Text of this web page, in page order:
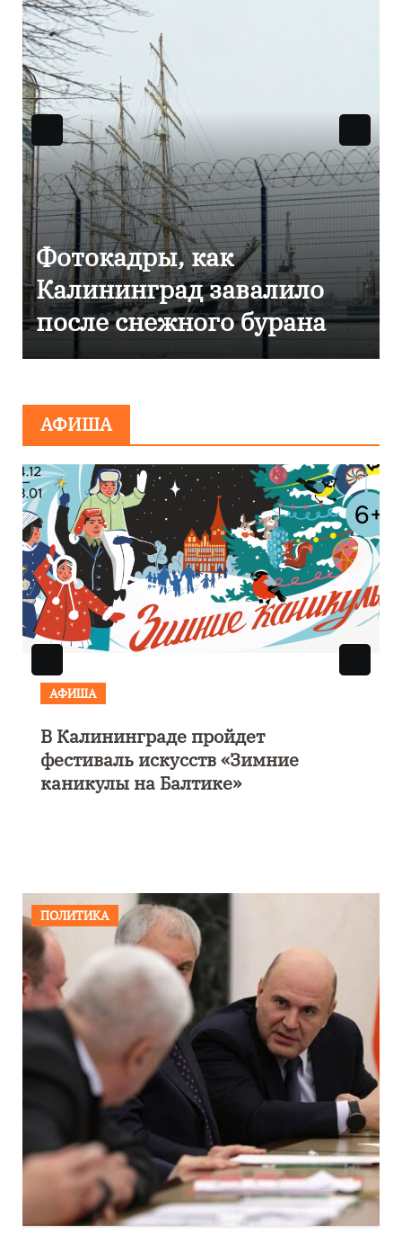
Фоторепортаж как в
Калининграде
эвакуировали ТЦ из-за
сообщения о
АФИША
АФИША
В Калининграде пройдет
фестиваль искусств «Зимние
каникулы на Балтике»
ПОЛИТИКА